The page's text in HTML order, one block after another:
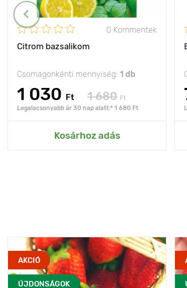
0 Kommentek
Citrom bazsalikom
Csomagonkénti mennyiség: 1 db
1 030 Ft 1 680 Ft
Legalacsonyabb ár 30 nap alatt:* 1 680 Ft
Kosárhoz adás
AKCIÓ
ÚJDONSÁGOK